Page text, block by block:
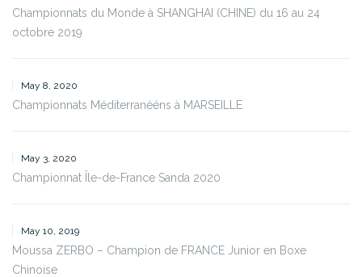
Championnats du Monde à SHANGHAI (CHINE) du 16 au 24
octobre 2019
May 8, 2020
Championnats Méditerranééns à MARSEILLE
May 3, 2020
Championnat Île-de-France Sanda 2020
May 10, 2019
Moussa ZERBO – Champion de FRANCE Junior en Boxe
Chinoise